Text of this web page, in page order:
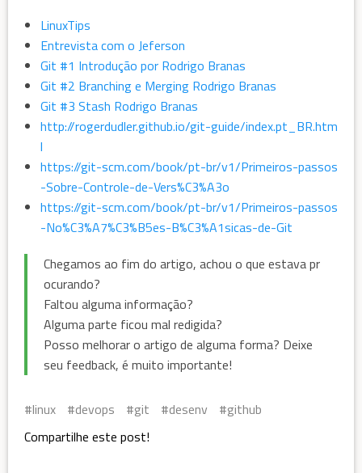
LinuxTips
Entrevista com o Jeferson
Git #1 Introdução por Rodrigo Branas
Git #2 Branching e Merging Rodrigo Branas
Git #3 Stash Rodrigo Branas
http://rogerdudler.github.io/git-guide/index.pt_BR.htm
l
https://git-scm.com/book/pt-br/v1/Primeiros-passos
-Sobre-Controle-de-Vers%C3%A3o
https://git-scm.com/book/pt-br/v1/Primeiros-passos
-No%C3%A7%C3%B5es-B%C3%A1sicas-de-Git
Chegamos ao fim do artigo, achou o que estava pr
ocurando?
Faltou alguma informação?
Alguma parte ficou mal redigida?
Posso melhorar o artigo de alguma forma? Deixe
seu feedback, é muito importante!
linux devops git desenv
github
Compartilhe este post!